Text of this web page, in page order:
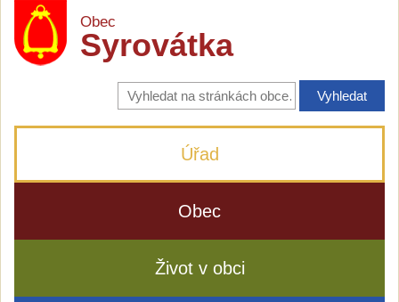
Obec
Syrovátka
Vyhledávání
na
stránkách
Úřad
Obec
Život v obci